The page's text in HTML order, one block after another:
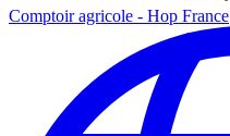
Comptoir agricole - Hop France